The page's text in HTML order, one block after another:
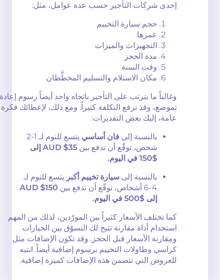
إحدى شركات التأجير حسب عدة عوامل، مثل:
حجم سيارة التخييم
عمرها
التجهيزات والميزات
مدة الحجز
وقت السنة
مكان الاستلام والتسليم المخطَّطان
وغالباً ما يترتب على التأجير باتجاه واحد أيضاً رسوم إعادة
تموضع، وقد ترفع التكلفة كثيراً. ومع ذلك، لإعطائك فكرة
عامة، إليك بعض التقديرات:
بالنسبة إلى فان أساسي
يتسع للنوم لـ 1-2
شخص، توقّع أن تدفع بين
AUD $35 إلى
$150 في اليوم.
بالنسبة إلى سيارة تخييم أكبر يتسع للنوم لـ
4-6 أشخاص، توقّع أن تدفع بين
AUD $150
إلى $500 في اليوم.
كما تختلف الأسعار كثيراً بين المورّدين، لذلك من المهم
استخدام أداة مقارنة تتيح لك التسوّق بين الخيارات
ومقارنة الأسعار قبل الحجز. وقد تكون الإضافات مثل
كراسي وطاولات التخييم برسوم إضافية أيضاً. انتبه
للعروض التي تتضمن هذه الإضافات كميزة إضافية.